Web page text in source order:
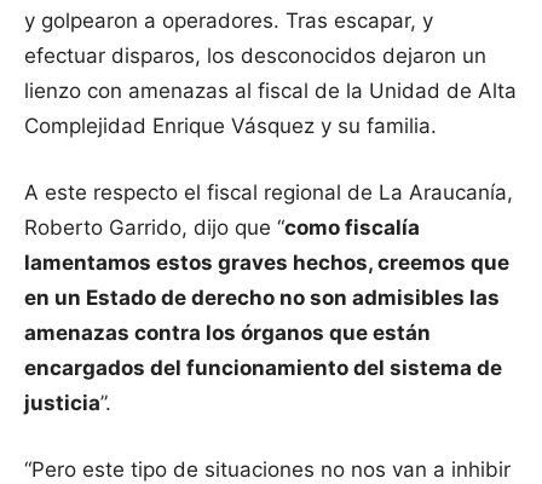
y golpearon a operadores. Tras escapar, y
efectuar disparos, los desconocidos dejaron un
lienzo con amenazas al fiscal de la Unidad de Alta
Complejidad Enrique Vásquez y su familia.
A este respecto el fiscal regional de La Araucanía,
Roberto Garrido, dijo que “como fiscalía
lamentamos estos graves hechos, creemos que
en un Estado de derecho no son admisibles las
amenazas contra los órganos que están
encargados del funcionamiento del sistema de
justicia”.
“Pero este tipo de situaciones no nos van a inhibir